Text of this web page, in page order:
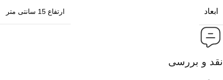
ابعاد ارتفاع 15 سانتی متر
نقد و بررسی